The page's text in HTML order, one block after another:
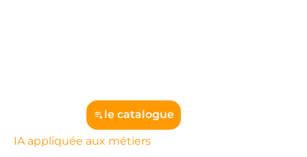
le catalogue
IA appliquée aux métiers